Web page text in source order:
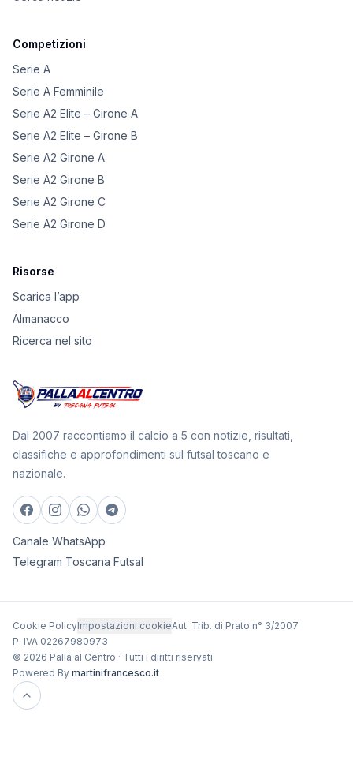
Competizioni
Serie A
Serie A Femminile
Serie A2 Elite – Girone A
Serie A2 Elite – Girone B
Serie A2 Girone A
Serie A2 Girone B
Serie A2 Girone C
Serie A2 Girone D
Risorse
Scarica l’app
Almanacco
Ricerca nel sito
Dal 2007 raccontiamo il calcio a 5 con notizie, risultati,
classifiche e approfondimenti sul futsal toscano e
nazionale.
Canale WhatsApp
Telegram Toscana Futsal
Cookie PolicyImpostazioni cookieAut. Trib. di Prato n° 3/2007
P. IVA 02267980973
© 2026 Palla al Centro · Tutti i diritti riservati
Powered By martinifrancesco.it